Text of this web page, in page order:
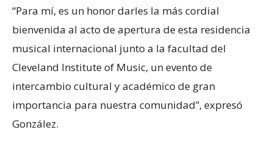
“Para mí, es un honor darles la más cordial
bienvenida al acto de apertura de esta residencia
musical internacional junto a la facultad del
Cleveland Institute of Music, un evento de
intercambio cultural y académico de gran
importancia para nuestra comunidad”, expresó
González.